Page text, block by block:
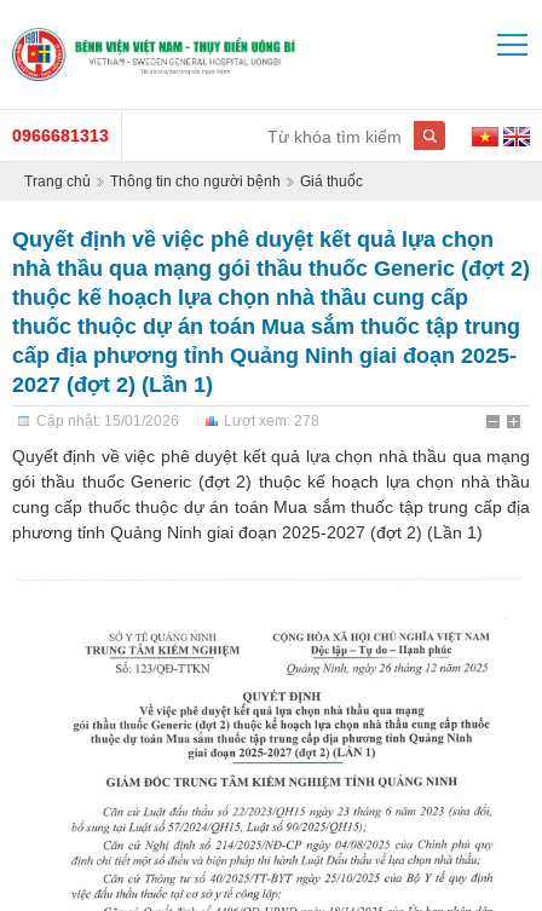
0966681313
Trang chủ Thông tin cho người bệnh Giá thuốc
Quyết định về việc phê duyệt kết quả lựa chọn
nhà thầu qua mạng gói thầu thuốc Generic (đợt 2)
thuộc kế hoạch lựa chọn nhà thầu cung cấp
thuốc thuộc dự án toán Mua sắm thuốc tập trung
cấp địa phương tỉnh Quảng Ninh giai đoạn 2025-
2027 (đợt 2) (Lần 1)
Cập nhật: 15/01/2026 Lượt xem: 278
Quyết định về việc phê duyệt kết quả lựa chọn nhà thầu qua mạng
gói thầu thuốc Generic (đợt 2) thuộc kế hoạch lựa chọn nhà thầu
cung cấp thuốc thuộc dự án toán Mua sắm thuốc tập trung cấp địa
phương tỉnh Quảng Ninh giai đoạn 2025-2027 (đợt 2) (Lần 1)